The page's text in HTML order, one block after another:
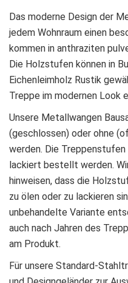
Das moderne Design der
jedem Wohnraum einen
kommen in anthraziten
Die Holzstufen können in
Eichenleimholz Rustik
Treppe im modernen Look
Unsere Metallwangen
(geschlossen) oder ohne
werden. Die
lackiert bestellt werden.
hinweisen, dass die
zu ölen oder zu lackieren
unbehandelte Variante
auch nach Jahren des
am Produkt.
Für unsere Standard-